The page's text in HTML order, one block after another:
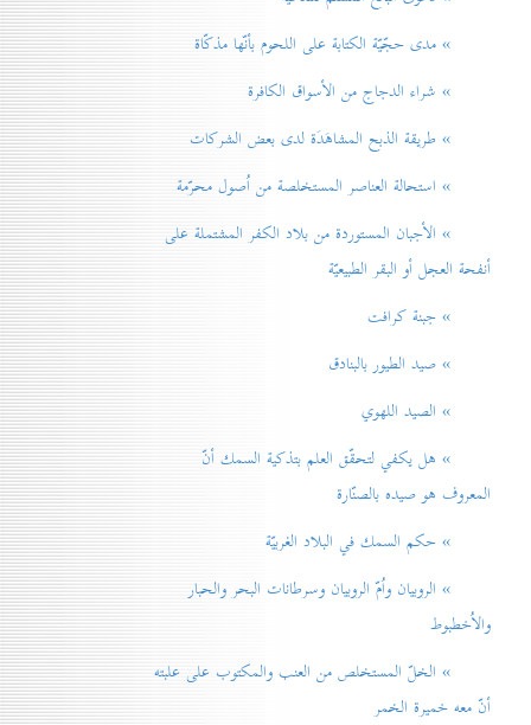
» مدی حجّيّة الكتابة على اللحوم بأنّها مذكّاة
» شراء الدجاج من الأسواق الكافرة
» طريقة الذبح المشاهَدَة لدی بعض الشركات
» استحالة العناصر المستخلصة من اُصول محرّمة
» الأجبان المستوردة من بلاد الكفر المشتملة على
أنفحة العجل أو البقر الطبيعيّة
» جبنة كرافت
» صيد الطيور بالبنادق
» الصيد اللهوي
» هل يكفي لتحقّق العلم بتذكية السمك أنّ
المعروف هو صيده بالصنّارة
» حكم السمك في البلاد الغربيّة
» الروبيان واُمّ الروبيان وسرطانات البحر والحبار
والاُخطبوط
» الخلّ المستخلص من العنب والمكتوب على علبته
أنّ معه خميرة الخمر